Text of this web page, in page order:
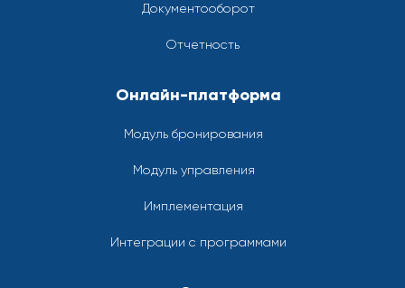
Документооборот
Отчетность
Онлайн-платформа
Модуль бронирования
Модуль управления
Имплементация
Интеграции с программами